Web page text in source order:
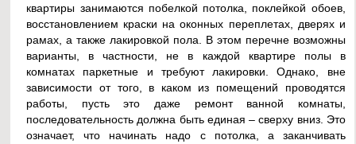
квартиры занимаются побелкой потолка, поклейкой обоев,
восстановлением краски на оконных переплетах, дверях и
рамах, а также лакировкой пола. В этом перечне возможны
варианты, в частности, не в каждой квартире полы в
комнатах паркетные и требуют лакировки. Однако, вне
зависимости от того, в каком из помещений проводятся
работы, пусть это даже ремонт ванной комнаты,
последовательность должна быть единая – сверху вниз. Это
означает, что начинать надо с потолка, а заканчивать